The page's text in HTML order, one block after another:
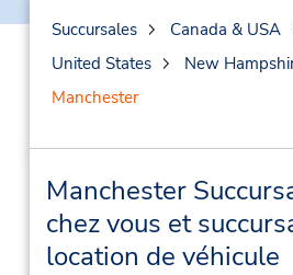
Succursales
Canada & USA
United States
New
Manchester
Manchester
chez vous et
location de véhicule